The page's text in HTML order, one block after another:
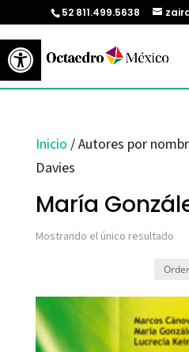
Abrir barra de herramientas
52 811.499.5638
Inicio / Autores por
Davies
María
Mostrando el único resultado